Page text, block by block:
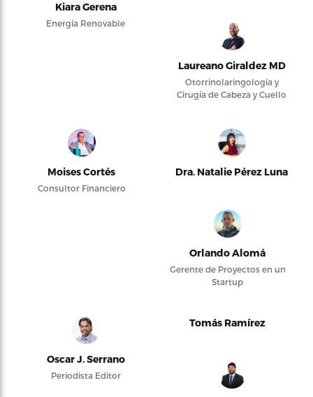
Kiara Gerena
Energía Renovable
Laureano Giraldez MD
Otorrinolaringología y
Cirugía de Cabeza y Cuello
Moises Cortés
Consultor Financiero
Dra. Natalie Pérez Luna
Orlando Alomá
Gerente de Proyectos en un
Startup
Oscar J. Serrano
Periodista Editor
Tomás Ramírez